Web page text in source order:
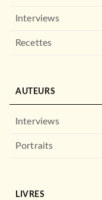
Interviews
Recettes
AUTEURS
Interviews
Portraits
LIVRES